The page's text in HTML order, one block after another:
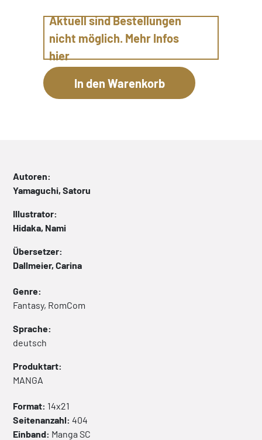
Aktuell sind Bestellungen
nicht möglich. Mehr Infos
hier
Autoren:
Yamaguchi, Satoru
Illustrator:
Hidaka, Nami
Übersetzer:
Dallmeier, Carina
Genre:
Fantasy, RomCom
Sprache:
deutsch
Produktart:
MANGA
Format: 14x21
Seitenanzahl: 404
Einband: Manga SC